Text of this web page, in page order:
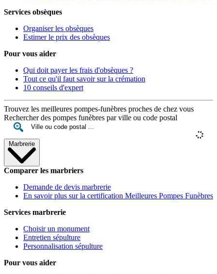
Services obsèques
Organiser les obsèques
Estimer le prix des obsèques
Pour vous aider
Qui doit payer les frais d'obsèques ?
Tout ce qu'il faut savoir sur la crémation
10 conseils d'expert
Trouvez les meilleures pompes-funèbres proches de chez vous
Rechercher des pompes funèbres par ville ou code postal
Marbrerie
Comparer les marbriers
Demande de devis marbrerie
En savoir plus sur la certification Meilleures Pompes Funèbres
Services marbrerie
Choisir un monument
Entretien sépulture
Personnalisation sépulture
Pour vous aider